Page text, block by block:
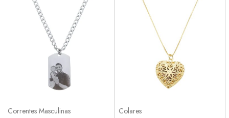
Correntes Masculinas Colares